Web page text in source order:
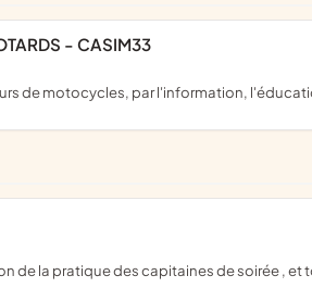
- CASIM33
de motocycles, par l'information,